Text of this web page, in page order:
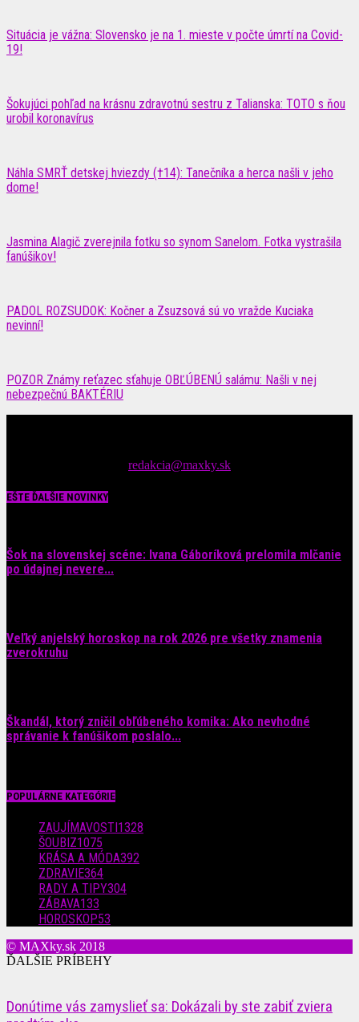
Situácia je vážna: Slovensko je na 1. mieste v počte úmrtí na Covid-
19!
Šokujúci pohľad na krásnu zdravotnú sestru z Talianska: TOTO s ňou
urobil koronavírus
Náhla SMRŤ detskej hviezdy (†14): Tanečníka a herca našli v jeho
dome!
Jasmina Alagič zverejnila fotku so synom Sanelom. Fotka vystrašila
fanúšikov!
PADOL ROZSUDOK: Kočner a Zsuzsová sú vo vražde Kuciaka
nevinní!
POZOR Známy reťazec sťahuje OBĽÚBENÚ salámu: Našli v nej
nebezpečnú BAKTÉRIU
redakcia@maxky.sk
EŠTE ĎALŠIE NOVINKY
Šok na slovenskej scéne: Ivana Gáboríková prelomila mlčanie
po údajnej nevere...
Veľký anjelský horoskop na rok 2026 pre všetky znamenia
zverokruhu
Škandál, ktorý zničil obľúbeného komika: Ako nevhodné
správanie k fanúšikom poslalo...
POPULÁRNE KATEGÓRIE
ZAUJÍMAVOSTI1328
ŠOUBIZ1075
KRÁSA A MÓDA392
ZDRAVIE364
RADY A TIPY304
ZÁBAVA133
HOROSKOP53
© MAXky.sk 2018
ĎALŠIE PRÍBEHY
Donútime vás zamyslieť sa: Dokázali by ste zabiť zviera